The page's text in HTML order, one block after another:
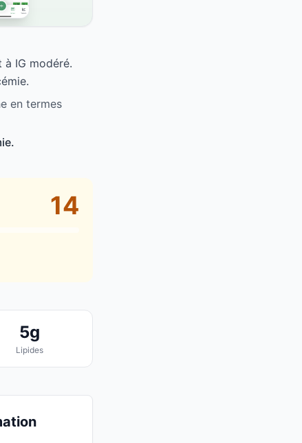
IG modéré.
en termes
14
5g
Lipides